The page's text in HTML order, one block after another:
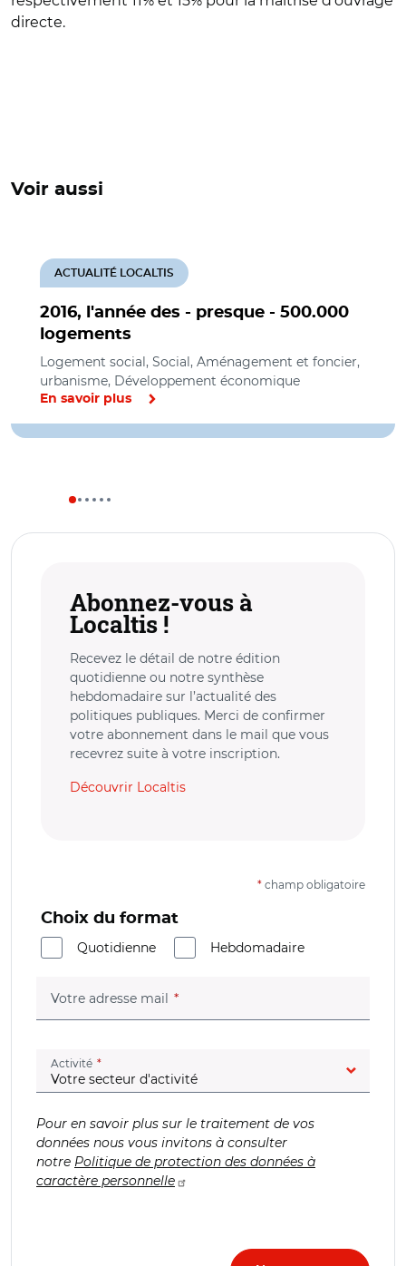
directe.
Voir aussi
2016, l'année des - presque - 500.000
logements
ACTUALITÉ LOCALTIS
Logement social, Social, Aménagement et foncier,
urbanisme, Développement économique
En savoir plus
Abonnez-vous à
Localtis !
Recevez le détail de notre édition
quotidienne ou notre synthèse
hebdomadaire sur l’actualité des
politiques publiques. Merci de confirmer
votre abonnement dans le mail que vous
recevrez suite à votre inscription.
Découvrir Localtis
* champ obligatoire
Choix du format
Quotidienne
Hebdomadaire
Votre adresse mail (champ obligatoire)
Activité (champ obligatoire)
Pour en savoir plus sur le traitement de vos
données nous vous invitons à consulter
notre Politique de protection des données à
caractère personnelle